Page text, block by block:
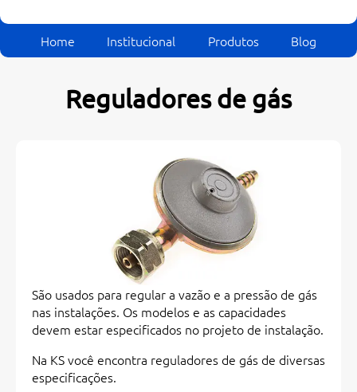
Home Institucional Produtos Blog
Reguladores de gás
São usados para regular a vazão e a pressão de gás
nas instalações. Os modelos e as capacidades
devem estar especificados no projeto de instalação.
Na KS você encontra reguladores de gás de diversas
especificações.